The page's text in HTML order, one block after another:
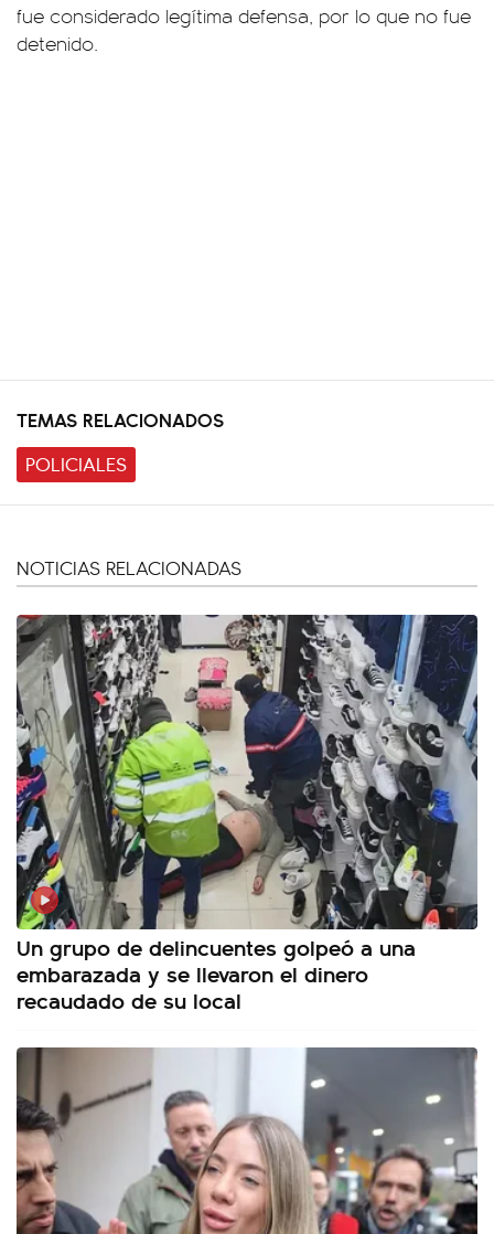
fue considerado legítima defensa, por lo que no fue
detenido.
TEMAS RELACIONADOS
POLICIALES
NOTICIAS RELACIONADAS
Un grupo de delincuentes golpeó a una
embarazada y se llevaron el dinero
recaudado de su local